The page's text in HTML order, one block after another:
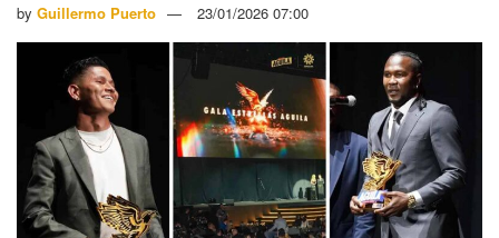
by Guillermo Puerto 23/01/2026 07:00